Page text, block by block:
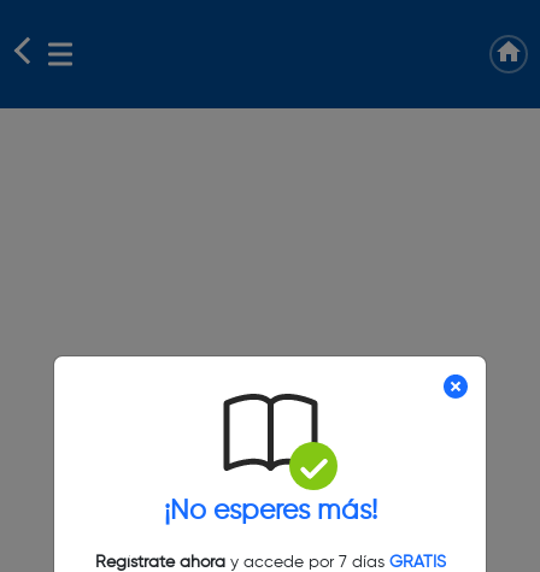
¡No esperes más!
Regístrate ahoray accede por 7 días GRATIS